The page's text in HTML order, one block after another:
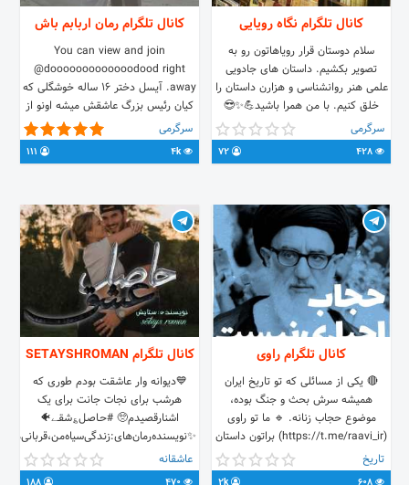
کانال تلگرام نگاه رویایی
سلام دوستان قرار رویاهاتون رو به
تصویر بکشیم. داستان های جادویی
علمی هنر روانشناسی و هزارن داستان را
خلق کنیم. با من همرا باشید💪✨😎
رمان جذاب و کلیپ های جذاب . معرفی
کتاب هم داریم و سعی میکنیم پیدیف
کتاب قرار بدیم 😉
سرگرمی
کانال تلگرام رمان اربابم باش
You can view and join
@dooooooooooooodood right
away. آیسل دختر 16 ساله خوشگلی که
کیان رئیس بزرگ عاشقش میشه اونو از
پدرش می‌خره اما آیسل عاشق کیان
نیست و کیان مجبور میشه کاریو که
نمیخاد انجام بده . . . 😈🤭
سرگرمی
4k
کانال تلگرام راوی
🔴 یکی از مسائلی که تو تاریخ ایران
همیشه سرش بحث و جنگ بوده،
موضوع حجاب زنانه. 🔹 ما تو راوی
(https://t.me/raavi_ir) براتون داستان
این بحث و کلی از اتفاقات تاریخی دیگه
رو روایت می‌کنیم ... 🔸 واقعیت‌هایی از
تاریخ
کانال تلگرام SETAYSHROMAN
💙دیوانه وار عاشقت بودم طوری که
هرشب برای نجات جانت ‌برای یک
اشنا‌رقصیدم🥺 #حـاصـل‌‌؏شقـے🐠
برده‌عشق،خیانتت،گل‌سیاه‌من،کلید
سیاه.،و...✨ ❌کپـ⚠️ـی‌‌ممنوع❌
عاشقانه